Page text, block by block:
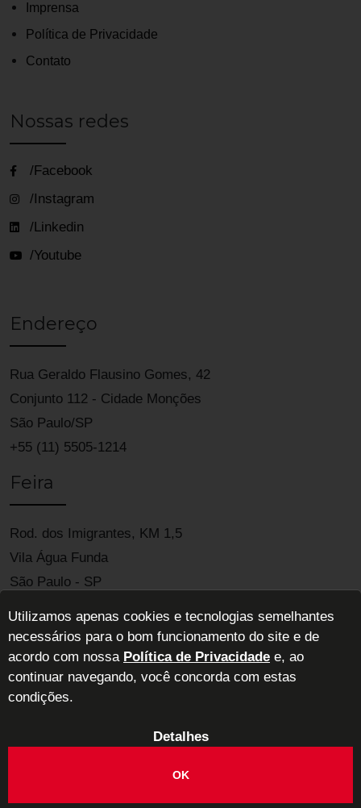
Imprensa
Política de Privacidade
Contato
Nossas redes
/Facebook
/Instagram
/Linkedin
/Youtube
Endereço
Rua Geraldo Flausino Gomes, 42
Conjunto 112 - Cidade Monções
São Paulo/SP
+55 (11) 5505-1214
Feira
Rod. dos Imigrantes, KM 1,5
Vila Água Funda
São Paulo - SP
ABIMAD - Associação Brasileira das Indústrias de Móveis de Alta
Utilizamos apenas cookies e tecnologias semelhantes
necessários para o bom funcionamento do site e de
acordo com nossa Política de Privacidade e, ao
continuar navegando, você concorda com estas
condições.
Detalhes
OK